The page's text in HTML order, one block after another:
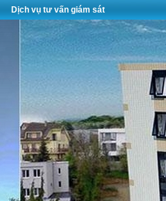
Dịch vụ tư vấn giám sát